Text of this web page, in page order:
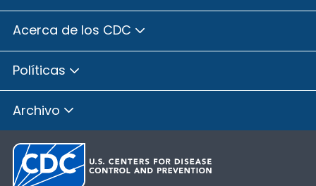
Acerca de los CDC
Políticas
Archivo